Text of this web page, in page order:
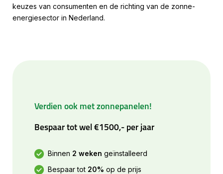
keuzes van consumenten en de richting van de zonne-
energiesector in Nederland.
Verdien ook met zonnepanelen!
Bespaar tot wel €1500,- per jaar
Binnen 2 weken geïnstalleerd
Bespaar tot 20% op de prijs